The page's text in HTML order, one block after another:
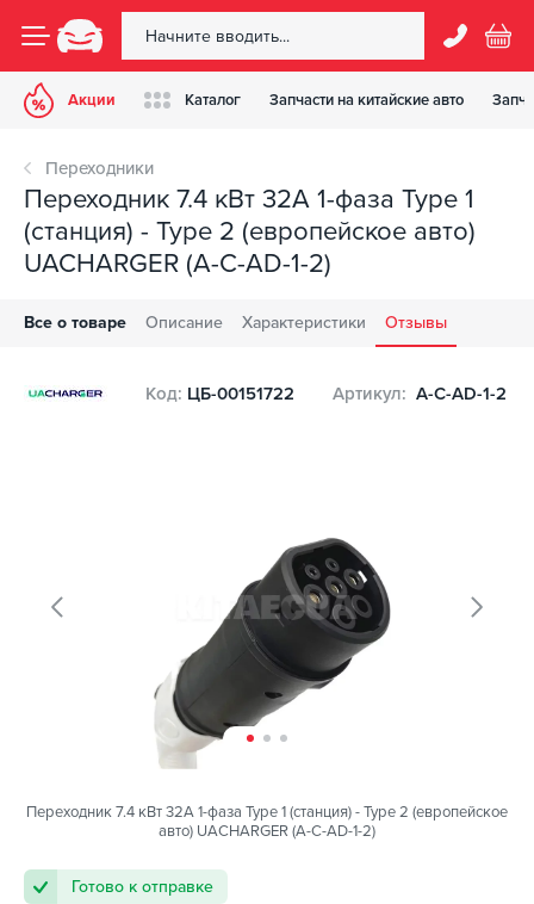
Акции Каталог Запчасти на китайские авто
Переходники
Переходник 7.4 кВт 32А 1-фаза Type 1
(станция) - Type 2 (европейское авто)
UACHARGER (A-C-AD-1-2)
Все о товаре Описание Характеристики Отзывы
Код: ЦБ-00151722 Артикул: A-C-AD-1-2
Переходник 7.4 кВт 32А 1-фаза Type 1 (станция) - Type 2 (европейское
авто) UACHARGER (A-C-AD-1-2)
Готово к отправке